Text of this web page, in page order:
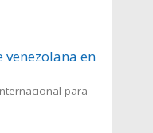
en
para